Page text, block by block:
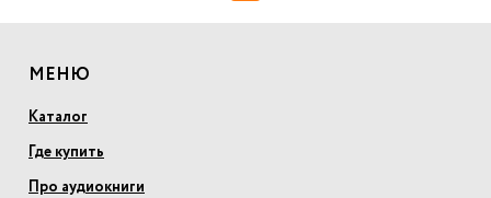
МЕНЮ
Каталог
Где купить
Про аудиокниги